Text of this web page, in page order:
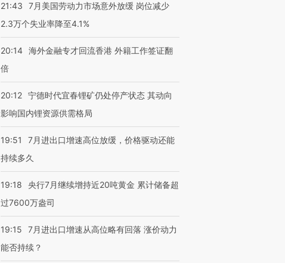
21:43
7月美国劳动力市场意外放缓 岗位减少
2.3万个失业率降至4.1%
20:14 海外金融专才回流香港 外籍工作签证翻
倍
20:12 宁德时代宜春锂矿仍处停产状态 其动向
影响国内锂资源供需格局
19:51
7月进出口增速高位放缓，价格驱动还能
持续多久
19:18
央行7月继续增持近20吨黄金 累计储备超
过7600万盎司
19:15
7月进出口增速从高位略有回落 涨价动力
能否持续？